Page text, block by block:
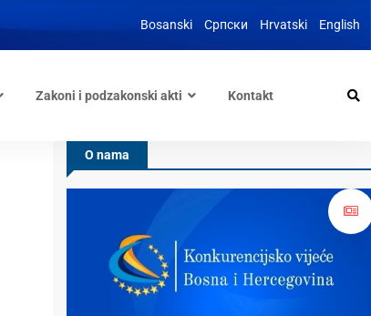
Bosanski Српски Hrvatski English
Zakoni i podzakonski akti Kontakt
O nama